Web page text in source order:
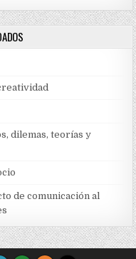
dilemas, teorías y
de comunicación al